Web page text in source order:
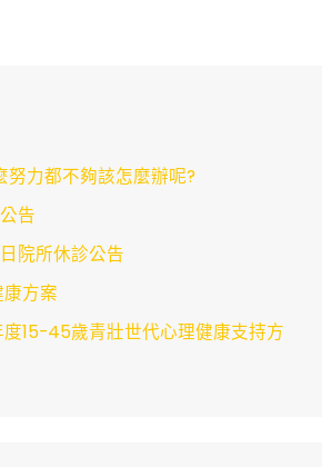
努力都不夠該怎麼辦呢?
告
院所休診公告
康方案
度15-45歲青壯世代心理健康支持方